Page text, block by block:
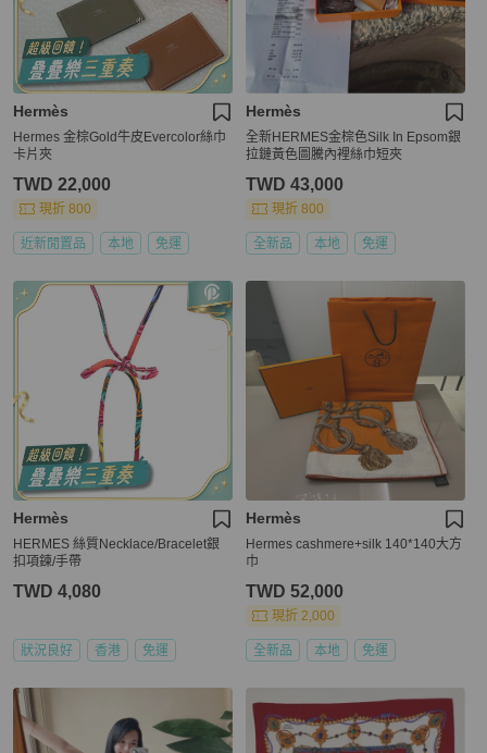
Hermès
Hermes 金棕Gold牛皮Evercolor絲巾
卡片夾
TWD 22,000
現折 800
近新閒置品 本地 免運
Hermès
全新HERMES金棕色Silk In Epsom銀
拉鏈黃色圖騰內裡絲巾短夾
TWD 43,000
現折 800
全新品 本地 免運
Hermès
HERMES 絲質Necklace/Bracelet銀
扣項鍊/手帶
TWD 4,080
狀況良好 香港 免運
Hermès
Hermes cashmere+silk 140*140大方
巾
TWD 52,000
現折 2,000
全新品 本地 免運